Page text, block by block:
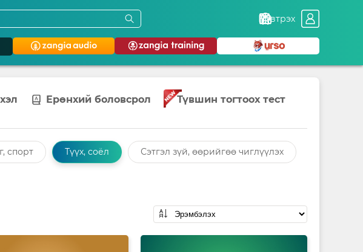
Нэвтрэх
Ерөнхий боловсрол Түвшин тогтоох тест
спорт Түүх, соёл Сэтгэл зүй, өөрийгөө чиглүүлэх